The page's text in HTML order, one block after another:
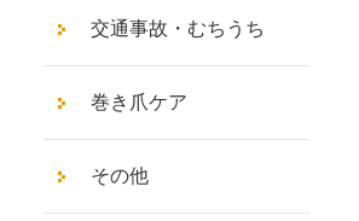
交通事故・むちうち
巻き爪ケア
その他